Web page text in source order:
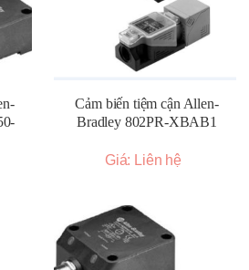
Cảm biến tiệm cận Allen-
Bradley 802PR-XBAB1
Giá: Liên hệ